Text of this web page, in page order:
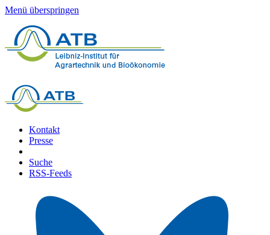
Menü überspringen
Kontakt
Presse
Suche
RSS-Feeds